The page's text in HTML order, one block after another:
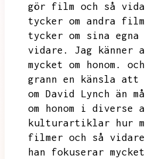
gör film och så
tycker om andra
tycker om sina
vidare.
Jag känner
mycket om honom.
grann en känsla
om David Lynch än
om honom i diverse
kulturartiklar hur
filmer och så vidare
han fokuserar